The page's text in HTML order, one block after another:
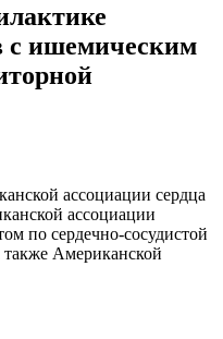
с ишемическим
ассоциации сердца
ассоциации
по сердечно-сосудистой
также Американской